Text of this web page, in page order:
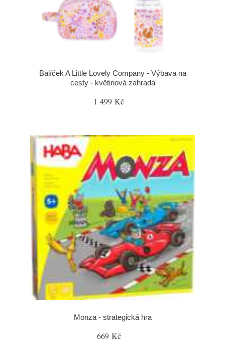
Balíček A Little Lovely Company - Výbava na
cesty - květinová zahrada
1 499 Kč
Monza - strategická hra
669 Kč